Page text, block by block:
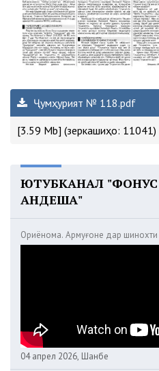
Ҷумҳурият № 118.pdf
[3.59 Mb] (зеркашиҳо: 11041)
ЮТУБКАНАЛ
АНДЕША"
Ориёнома. Армуғоне дар
04 апрел 2026, Шанбе